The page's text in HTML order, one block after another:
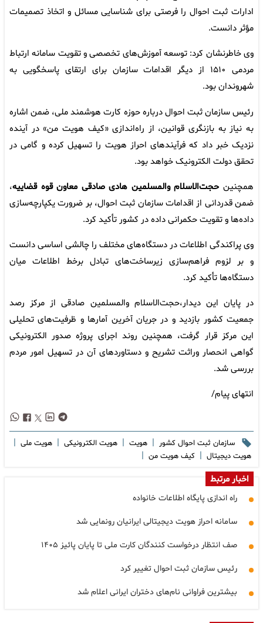
ادارات ثبت احوال را فرصتی برای شناسایی مسائل و اتخاذ تصمیمات
مؤثر دانست.
وی خاطرنشان کرد: توسعه آموزش‌های تخصصی و تقویت سامانه ارتباط
مردمی ۱۵۱۰ از دیگر اقدامات سازمان برای ارتقای پاسخگویی به
شهروندان بود.
رئیس سازمان ثبت احوال درباره حوزه کارت هوشمند ملی، ضمن اشاره
به نیاز به بازنگری قوانین، از راه‌اندازی «کیف هویت من» در آینده
نزدیک خبر داد که فرآیندهای احراز هویت را تسهیل کرده و گامی در
تحقق دولت الکترونیک خواهد بود.
همچنین حجت‌الاسلام والمسلمین هادی صادقی معاون قوه قضاییه،
ضمن قدردانی از اقدامات سازمان ثبت احوال، بر ضرورت یکپارچه‌سازی
داده‌ها و تقویت حکمرانی داده در کشور تأکید کرد.
وی پراکندگی اطلاعات در دستگاه‌های مختلف را چالشی اساسی دانست
و بر لزوم فراهم‌سازی زیرساخت‌های تبادل برخط اطلاعات میان
دستگاه‌ها تأکید کرد.
در پایان این دیدار،حجت‌الاسلام والمسلمین صادقی از مرکز رصد
جمعیت کشور بازدید و در جریان آخرین آمارها و ظرفیت‌های تحلیلی
این مرکز قرار گرفت، همچنین روند اجرای پروژه صدور الکترونیکی
گواهی انحصار وراثت تشریح و دستاوردهای آن در تسهیل امور مردم
بررسی شد.
انتهای پیام/
سازمان ثبت احوال کشور | هویت | هویت الکترونیکی | هویت ملی |
هویت دیجیتال | کیف هویت من |
اخبار مرتبط
راه اندازی پایگاه اطلاعات خانواده
سامانه احراز هویت دیجیتالی ایرانیان رونمایی شد
صف انتظار درخواست کنندگان کارت ملی تا پایان پائیز ۱۴۰۵
رئیس سازمان ثبت احوال تغییر کرد
بیشترین فراوانی نام‌های دختران ایرانی اعلام شد